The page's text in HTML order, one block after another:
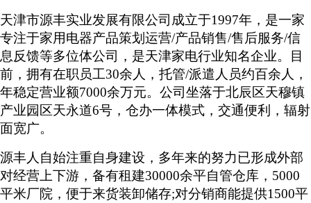
天津市源丰实业发展有限公司成立于1997年，是一家
专注于家用电器产品策划运营/产品销售/售后服务/信
息反馈等多位体公司，是天津家电行业知名企业。目
前，拥有在职员工30余人，托管/派遣人员约百余人，
年稳定营业额7000余万元。公司坐落于北辰区天穆镇
产业园区天永道6号，仓办一体模式，交通便利，辐射
面宽广。
源丰人自始注重自身建设，多年来的努力已形成外部
对经营上下游，备有租建30000余平自管仓库，5000
平米厂院，便于来货装卸储存;对分销商能提供1500平